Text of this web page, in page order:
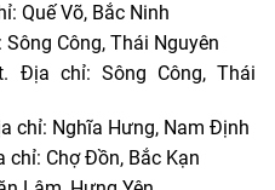
Quế Võ, Bắc Ninh
Công, Thái Nguyên
Địa chỉ: Sông Công, Thái
chỉ: Nghĩa Hưng, Nam Định
chỉ: Chợ Đồn, Bắc Kạn